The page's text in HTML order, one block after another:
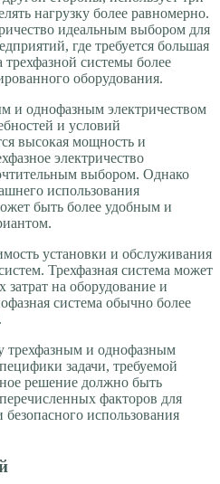
нагрузку более равномерно.
идеальным выбором для
где требуется большая
системы более
оборудования.
и однофазным электричеством
и условий
высокая мощность и
электричество
выбором. Однако
использования
быть более удобным и
установки и обслуживания
Трехфазная система может
затрат на оборудование и
система обычно более
трехфазным и однофазным
задачи, требуемой
решение должно быть
факторов для
использования